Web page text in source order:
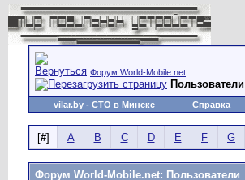
Форум World-Mobile.net
Пользователи
vilar.by - СТО в Минске Справка
[#] A B C D E F G
Форум World-Mobile.net: Пользователи